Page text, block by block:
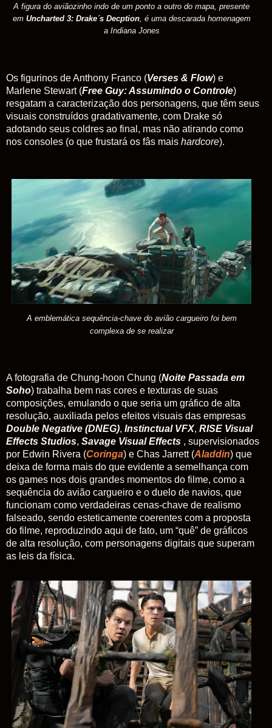
A figura do aviãozinho indo de um ponto a outro do mapa, presente
em Uncharted 3:Drake´s Decption, é uma descarada homenagem
a Indiana Jones
Os figurinos de Anthony Franco (Verses & Flow) e
Marlene Stewart (Free Guy: Assumindo o Controle)
resgatam a caracterização dos personagens, que têm seus
visuais construídos gradativamente, com Drake só
adotando seus coldres ao final, mas não atirando como
nos consoles (o que frustará os fâs mais hardcore).
A emblemática sequência-chave do avião cargueiro foi bem
complexa de se realizar
A fotografia de Chung-hoon Chung (Noite Passada em
Soho) trabalha bem nas cores e texturas de suas
composições, emulando o que seria um gráfico de alta
resolução, auxiliada pelos efeitos visuais das empresas
Double Negative (DNEG), Instinctual VFX, RISE Visual
Effects Studios, Savage Visual Effects , supervisionados
por Edwin Rivera (Coringa) e Chas Jarrett (Aladdin) que
deixa de forma mais do que evidente a semelhança com
os games nos dois grandes momentos do filme, como a
sequência do avião cargueiro e o duelo de navios, que
funcionam como verdadeiras cenas-chave de realismo
falseado, sendo esteticamente coerentes com a proposta
do filme, reproduzindo aqui de fato, um “quê” de gráficos
de alta resolução, com personagens digitais que superam
as leis da física.